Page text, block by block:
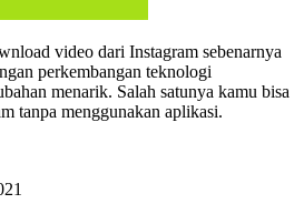
video dari Instagram sebenarnya
perkembangan teknologi
menarik. Salah satunya kamu bisa
tanpa menggunakan aplikasi.